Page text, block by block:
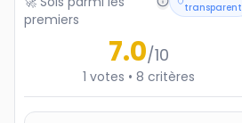
premiers
transparent
7.0/10
1 votes • 8 critères